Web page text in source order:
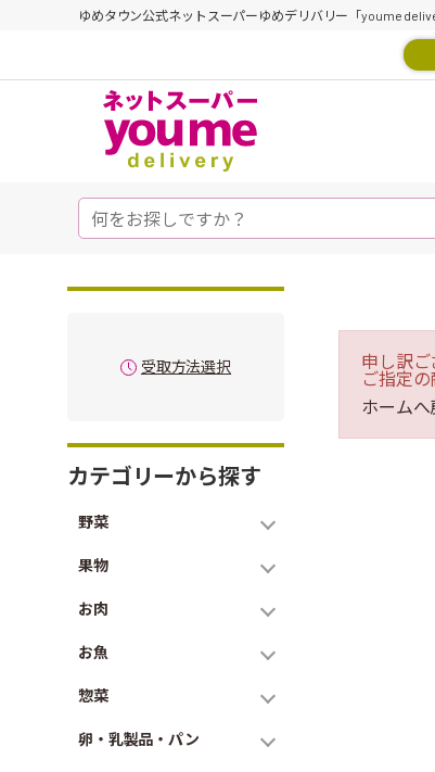
ゆめタウン公式ネットスーパーゆめデリバリー「youme
受取方法選択
カテゴリーから探す
野菜
果物
お肉
お魚
惣菜
卵・乳製品・パン
申し訳ご
ご指定
ホームへ